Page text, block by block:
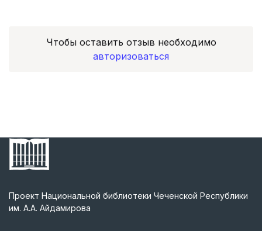
Чтобы оставить отзыв необходимо
авторизоваться
Проект Национальной библиотеки Чеченской Республики
им. А.А. Айдамирова